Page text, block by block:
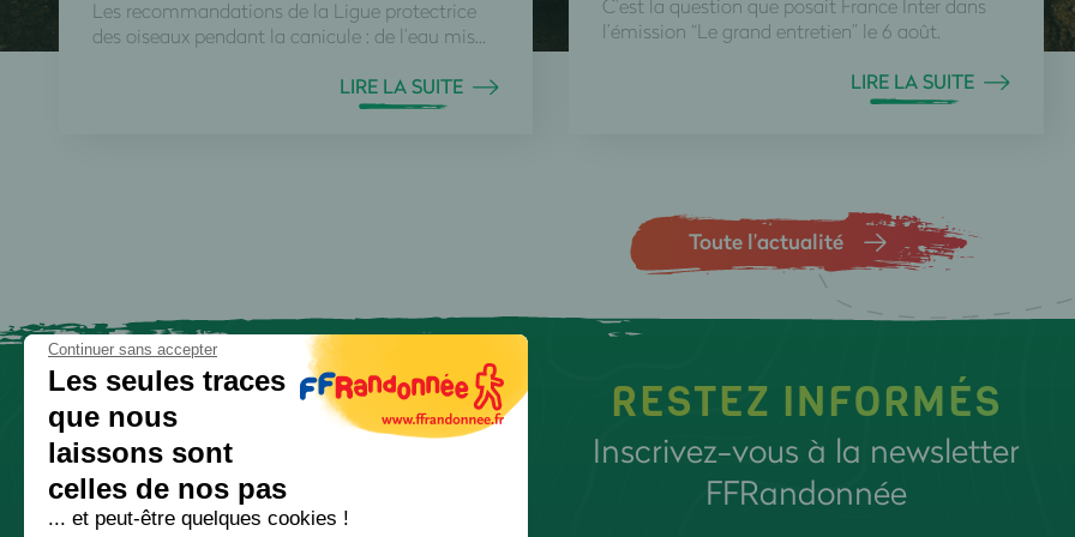
Les recommandations de la Ligue protectrice
des oiseaux pendant la canicule : de l’eau mis...
LIRE LA SUITE
C’est la question que posait France Inter dans
l’émission “Le grand entretien” le 6 août.
LIRE LA SUITE
Toute l’actualité
RESTEZ INFORMÉS
Inscrivez-vous à la newsletter
FFRandonnée
Continuer sans accepter
Les seules traces
que nous
laissons sont
celles de nos pas
... et peut-être quelques cookies !